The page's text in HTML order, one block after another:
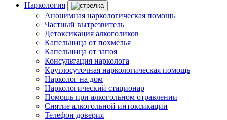
Наркология
Анонимная наркологическая помощь
Частный вытрезвитель
Детоксикация алкоголиков
Капельница от похмелья
Капельница от запоя
Консультация нарколога
Круглосуточная наркологическая помощь
Нарколог на дом
Наркологический стационар
Помощь при алкогольном отравлении
Снятие алкогольной интоксикации
Телефон доверия